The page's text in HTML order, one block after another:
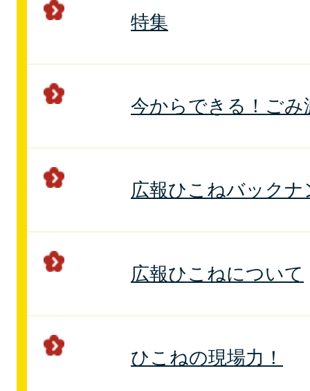
特集
今からできる！ご
広報ひこねバックナ
広報ひこねについて
ひこねの現場力！